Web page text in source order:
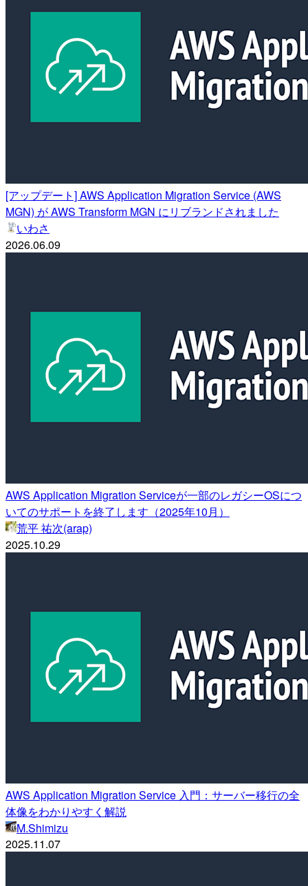
[アップデート] AWS Application Migration Service (AWS
MGN) が AWS Transform MGN にリブランドされました
いわさ
2026.06.09
AWS Application Migration Serviceが一部のレガシーOSにつ
いてのサポートを終了します（2025年10月）
荒平 祐次(arap)
2025.10.29
AWS Application Migration Service 入門：サーバー移行の全
体像をわかりやすく解説
M.Shimizu
2025.11.07